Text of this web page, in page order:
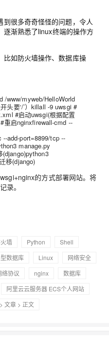
很多奇奇怪怪的问题，令人
逐渐熟悉了linux终端的操作方
比如防火墙操作、数据库操
/www/myweb/HelloWorld
头要‘/’）killall -9 uwsgi #
#启动uwsgi(根据配置
重启nginxfirewall-cmd --
add-port=8899/tcp --
manage.py
(django)python3
移(django)
的方式部署网站。将
录。
墙 Python
Shell
数据库 Linux
网络安全
络协议 nginx
数据库
阿里云云服务器 ECS个人网站
> 文章 > 正文